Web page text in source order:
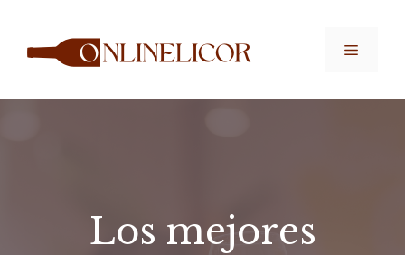
contenido
Menú
Los mejores